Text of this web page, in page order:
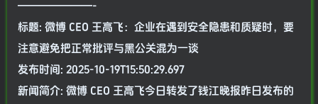
———————-
标题: 微博 CEO 王高飞：企业在遇到安全隐患和质疑时，要
注意避免把正常批评与黑公关混为一谈
发布时间: 2025-10-19T15:50:29.697
新闻简介: 微博 CEO 王高飞今日转发了钱江晚报昨日发布的